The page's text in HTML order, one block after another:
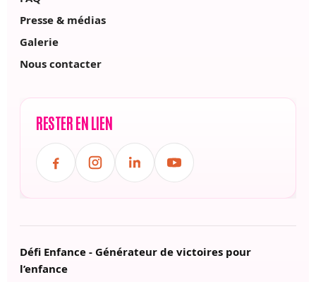
Presse & médias
Galerie
Nous contacter
RESTER EN LIEN
Défi Enfance - Générateur de victoires pour
l’enfance